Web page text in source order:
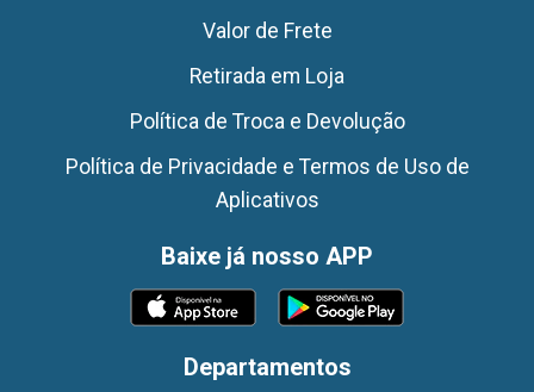
Valor de Frete
Retirada em Loja
Política de Troca e Devolução
Política de Privacidade e Termos de Uso de
Aplicativos
Baixe já nosso APP
Departamentos